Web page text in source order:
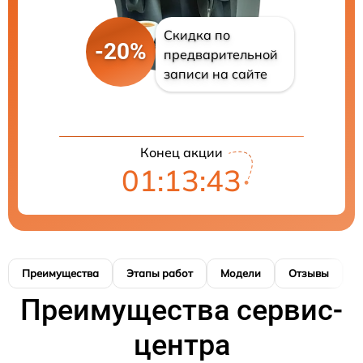
-20%
Скидка по
предварительной
записи на сайте
Конец акции
01:13:43
Преимущества Этапы работ Модели Отзывы
Преимущества сервис-
центра